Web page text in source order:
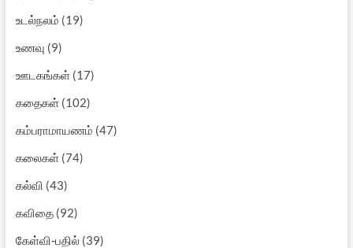
உடல்நலம் (19)
உணவு (9)
ஊடகங்கள்(17)
கதைகள்(102)
கம்பராமாயணம் (47)
கலைகள்(74)
கல்வி (43)
கவிதை(92)
கேள்வி-பதில்(39)